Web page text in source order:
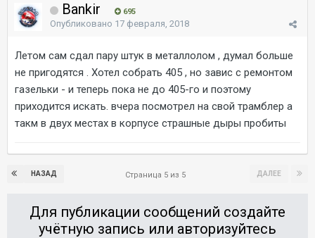
Bankir 695
Опубликовано 17 февраля, 2018
Летом сам сдал пару штук в металлолом , думал больше
не пригодятся . Хотел собрать 405 , но завис с ремонтом
газельки - и теперь пока не до 405-го и поэтому
приходится искать. вчера посмотрел на свой трамблер а
такм в двух местах в корпусе страшные дыры пробиты
НАЗАД ДАЛЕЕ
Страница 5 из 5
Для публикации сообщений создайте
учётную запись или авторизуйтесь